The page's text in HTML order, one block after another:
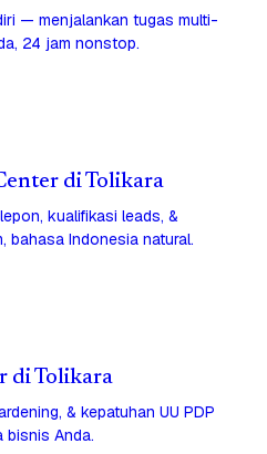
— menjalankan tugas multi-
24 jam nonstop.
di Tolikara
kualifikasi leads, &
Indonesia natural.
di Tolikara
& kepatuhan UU PDP
bisnis Anda.